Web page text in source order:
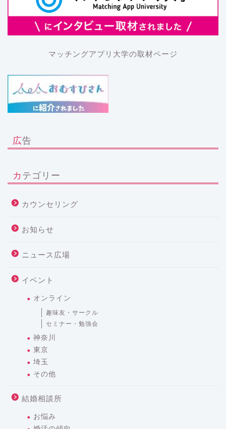
マッチングアプリ大学の取材ページ
広告
カテゴリー
カウンセリング
お知らせ
ニュース広場
イベント
オンライン
趣味友・サークル
セミナー・勉強会
神奈川
東京
埼玉
その他
結婚相談所
お悩み